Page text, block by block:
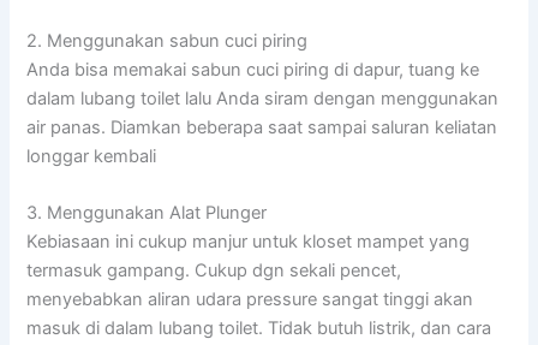
2. Menggunakan sabun cuci piring
Anda bisa memakai sabun cuci piring di dapur, tuang ke
dalam lubang toilet lalu Anda siram dengan menggunakan
air panas. Diamkan beberapa saat sampai saluran keliatan
longgar kembali
3. Menggunakan Alat Plunger
Kebiasaan ini cukup manjur untuk kloset mampet yang
termasuk gampang. Cukup dgn sekali pencet,
menyebabkan aliran udara pressure sangat tinggi akan
masuk di dalam lubang toilet. Tidak butuh listrik, dan cara